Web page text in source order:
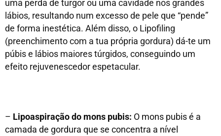
uma perda de turgor ou uma cavidade nos grandes
lábios, resultando num excesso de pele que “pende”
de forma inestética. Além disso, o Lipofiling
(preenchimento com a tua própria gordura) dá-te um
púbis e lábios maiores túrgidos, conseguindo um
efeito rejuvenescedor espetacular.
– Lipoaspiração do mons pubis: O mons pubis é a
camada de gordura que se concentra a nível